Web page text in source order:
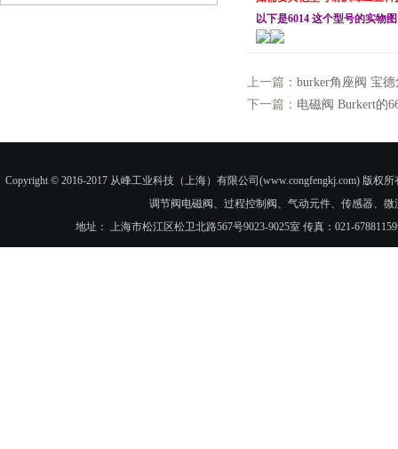
以下是6014 这个型号的实物
上一篇： burker角座阀 宝
下一篇： 电磁阀 Burkert的
Copyright © 2016-2017 从峰工业科技（上海）有限公司(www.congfengkj.com) 版权
调节阀电磁阀、过程控制阀、气动元件、传感器、
地址： 上海市松江区松卫北路567号9023-9025室 传真：021-